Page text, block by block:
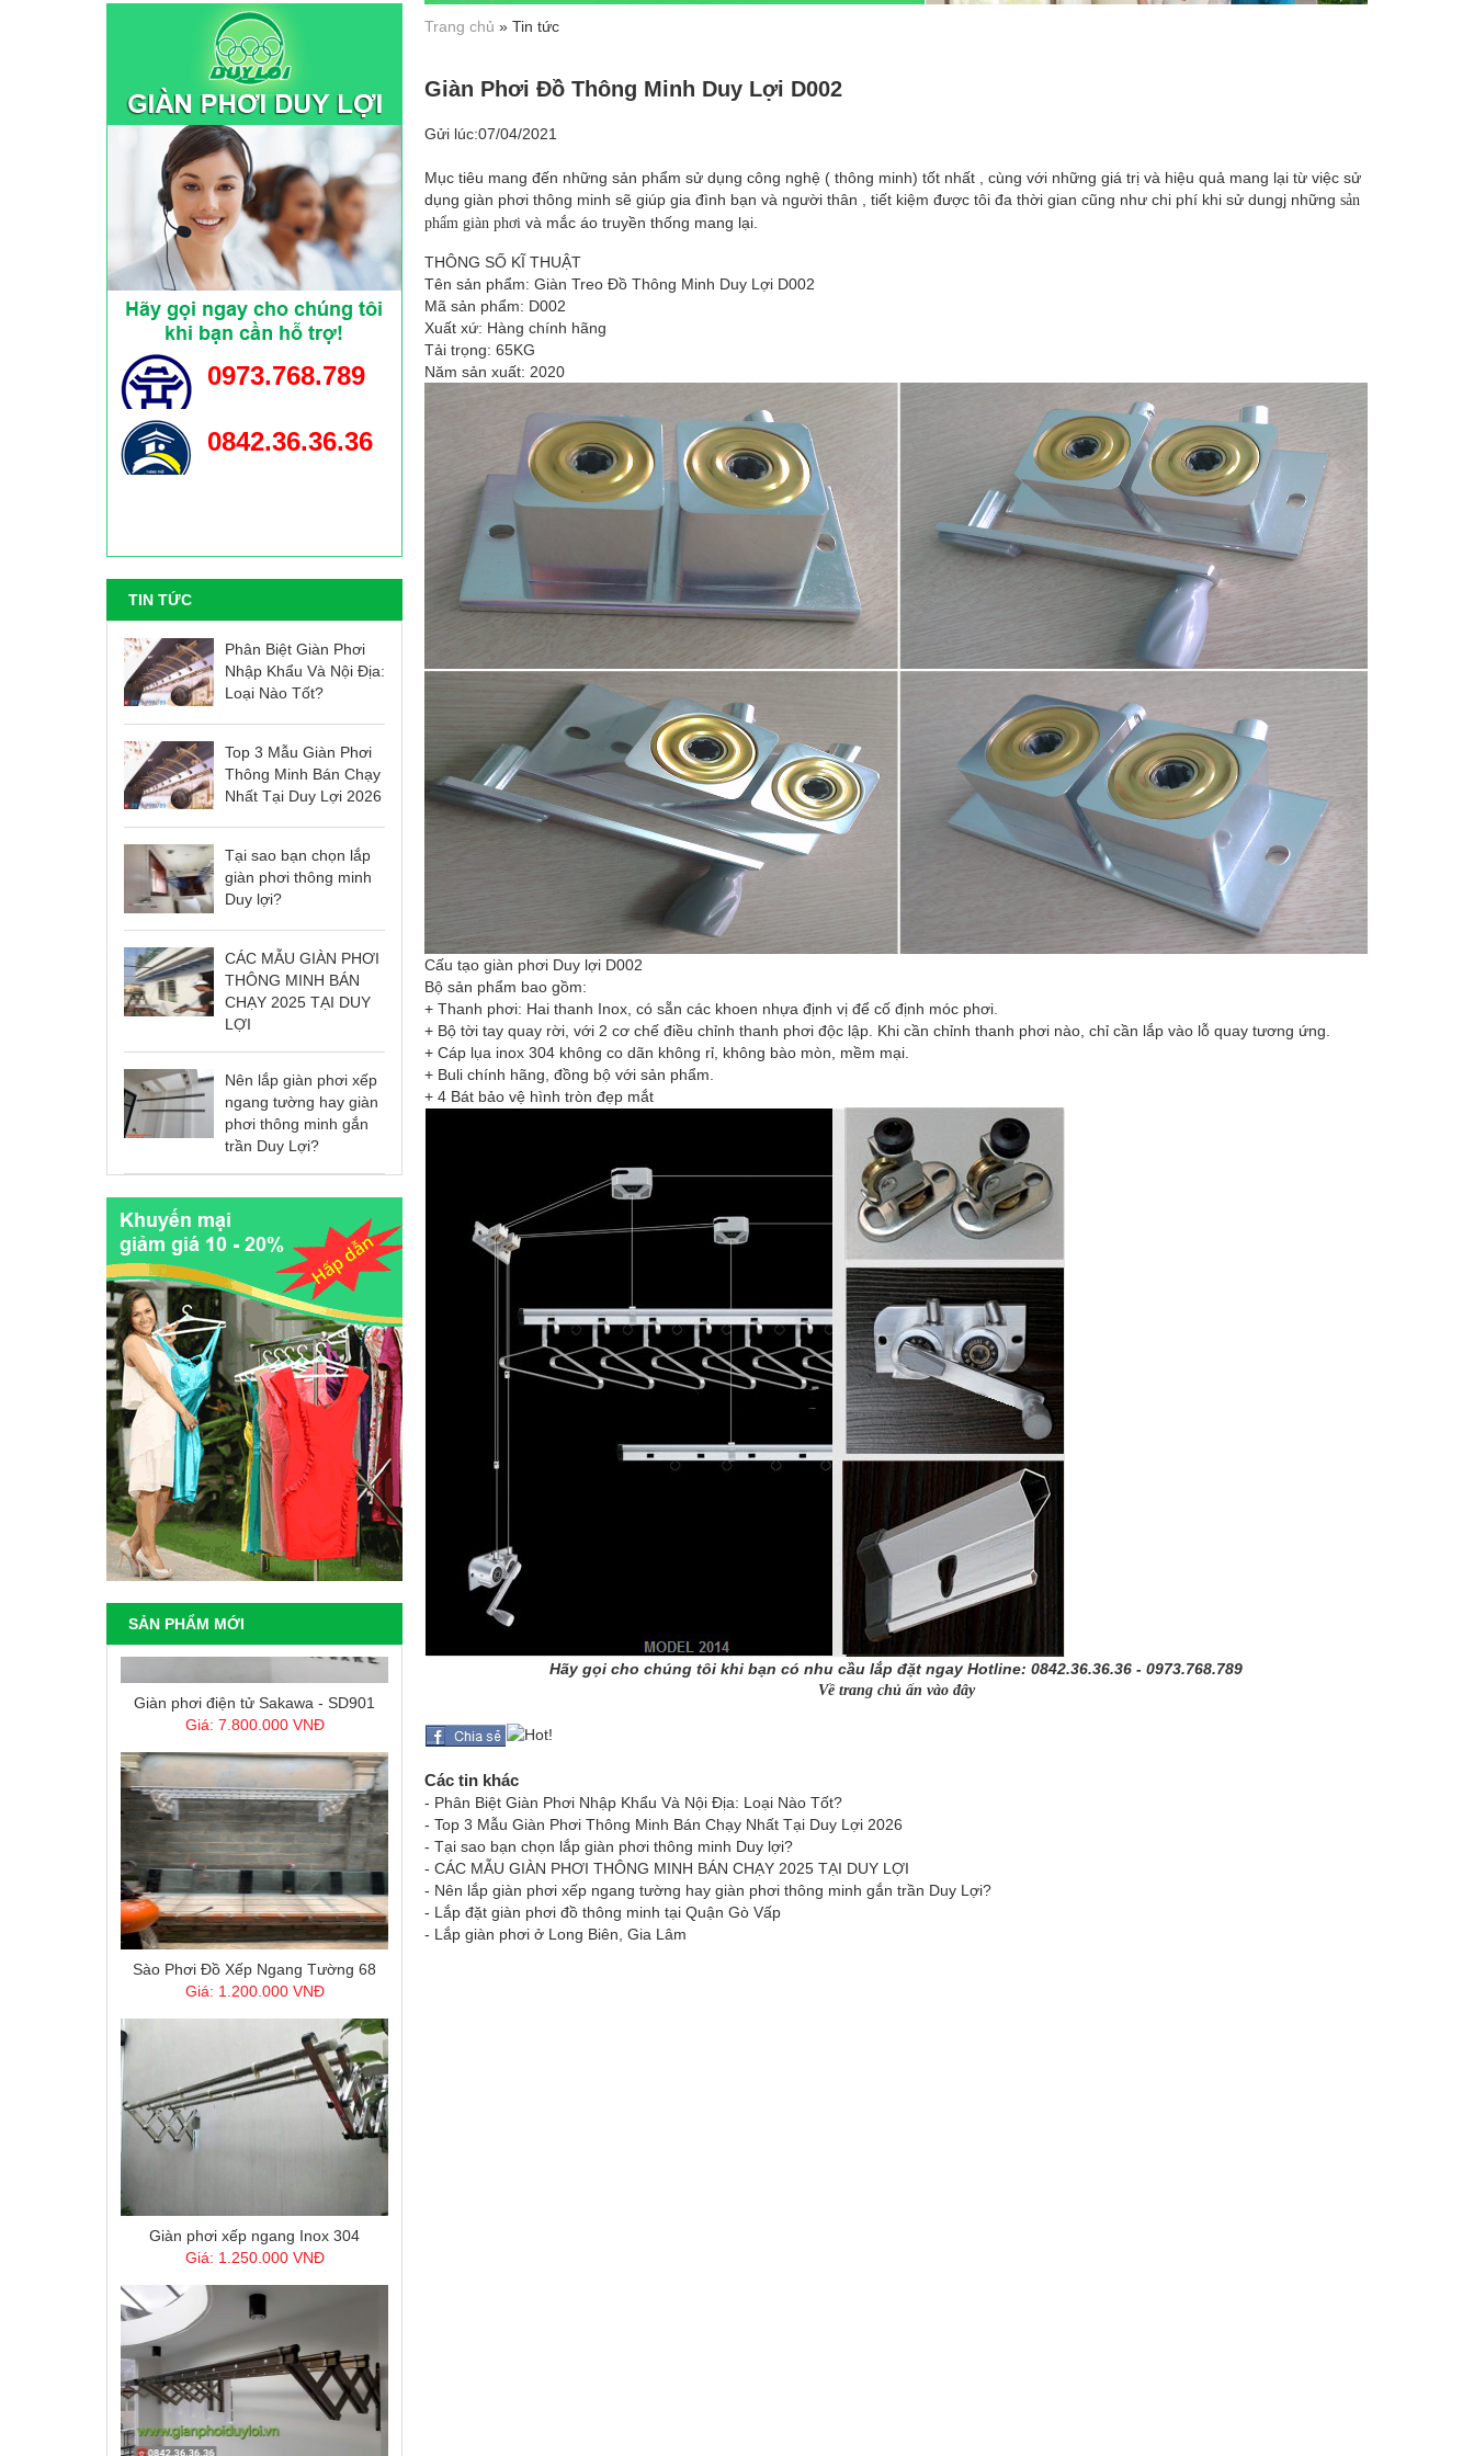
0973.768.789
0842.36.36.36
TIN TỨC
Phân Biệt Giàn Phơi
Nhập Khẩu Và Nội Địa:
Loại Nào Tốt?
Top 3 Mẫu Giàn Phơi
Thông Minh Bán Chạy
Nhất Tại Duy Lợi 2026
Tại sao bạn chọn lắp
giàn phơi thông minh
Duy lợi?
CÁC MẪU GIÀN PHƠI
THÔNG MINH BÁN
CHẠY 2025 TẠI DUY
LỢI
Nên lắp giàn phơi xếp
ngang tường hay giàn
phơi thông minh gắn
trần Duy Lợi?
SẢN PHẨM MỚI
Cáp lưới an toàn trường mầm non
Giá: 139.000 VNĐ
Giá: 7.800.000 VNĐ
Sào Phơi Đồ Xếp Ngang Tường 68
Giá: 1.200.000 VNĐ
Giá: 1.250.000 VNĐ
Trang chủ » Tin tức
Giàn Phơi Đồ Thông Minh Duy Lợi D002
Gửi lúc:07/04/2021
Mục tiêu mang đến những sản phẩm sử dụng công nghệ ( thông minh) tốt nhất , cùng với những giá trị và hiệu quả mang lại từ việc sử
dụng giàn phơi thông minh sẽ giúp gia đình bạn và người thân , tiết kiệm được tôi đa thời gian cũng như chi phí khi sử dungj những sản
phẩm giàn phơi và mắc áo truyền thống mang lại.
THÔNG SỐ KĨ THUẬT
Tên sản phẩm: Giàn Treo Đồ Thông Minh Duy Lợi D002
Mã sản phẩm: D002
Xuất xứ: Hàng chính hãng
Tải trọng: 65KG
Năm sản xuất: 2020
Cấu tạo giàn phơi Duy lợi D002
Bộ sản phẩm bao gồm:
+ Thanh phơi: Hai thanh Inox, có sẵn các khoen nhựa định vị để cố định móc phơi.
+ Bộ tời tay quay rời, với 2 cơ chế điều chỉnh thanh phơi độc lập. Khi cần chỉnh thanh phơi nào, chỉ cần lắp vào lỗ quay tương ứng.
+ Cáp lụa inox 304 không co dãn không rỉ, không bào mòn, mềm mại.
+ Buli chính hãng, đồng bộ với sản phẩm.
+ 4 Bát bảo vệ hình tròn đẹp mắt
Hãy gọi cho chúng tôi khi bạn có nhu cầu lắp đặt ngay Hotline: 0842.36.36.36 - 0973.768.789
Về trang chủ ấn vào đây
Các tin khác
- Phân Biệt Giàn Phơi Nhập Khẩu Và Nội Địa: Loại Nào Tốt?
- Top 3 Mẫu Giàn Phơi Thông Minh Bán Chạy Nhất Tại Duy Lợi 2026
- Tại sao bạn chọn lắp giàn phơi thông minh Duy lợi?
- CÁC MẪU GIÀN PHƠI THÔNG MINH BÁN CHẠY 2025 TẠI DUY LỢI
- Nên lắp giàn phơi xếp ngang tường hay giàn phơi thông minh gắn trần Duy Lợi?
- Lắp đặt giàn phơi đồ thông minh tại Quận Gò Vấp
- Lắp giàn phơi ở Long Biên, Gia Lâm